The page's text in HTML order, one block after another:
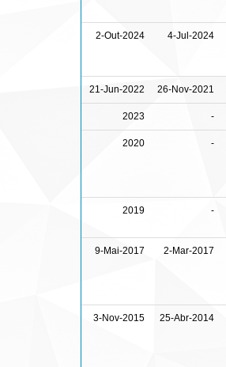
2-Out-2024 4-Jul-2024
21-Jun-2022 26-Nov-2021
2023 -
2020 -
2019 -
9-Mai-2017 2-Mar-2017
3-Nov-2015 25-Abr-2014